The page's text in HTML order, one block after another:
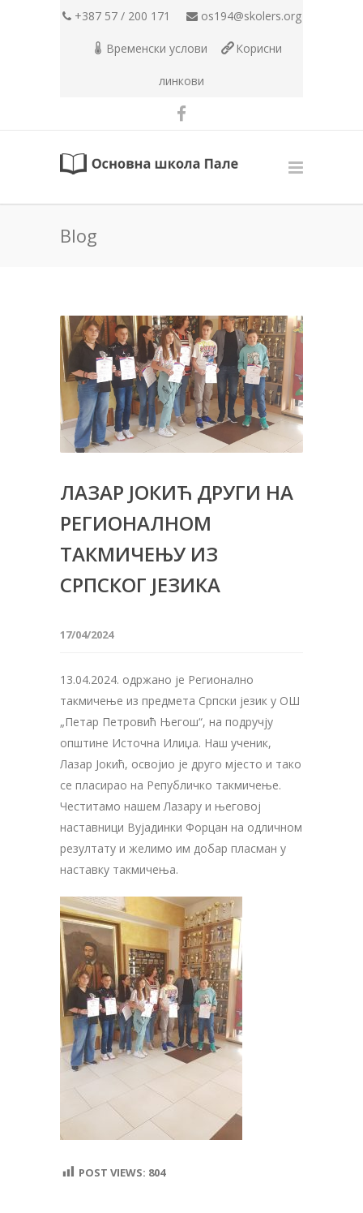
+387 57 / 200 171 os194@skolers.org
Временски услови Корисни
линкови
Blog
ЛАЗАР ЈОКИЋ ДРУГИ НА
РЕГИОНАЛНОМ
ТАКМИЧЕЊУ ИЗ
СРПСКОГ ЈЕЗИКА
17/04/2024
13.04.2024. одржано је Регионално
такмичење из предмета Српски језик у ОШ
„Петар Петровић Његош“, на подручју
општине Источна Илиџа. Наш ученик,
Лазар Јокић, освојио је друго мјесто и тако
се пласирао на Републичко такмичење.
Честитамо нашем Лазару и његовој
наставници Вујадинки Форцан на одличном
резултату и желимо им добар пласман у
наставку такмичења.
POST VIEWS: 804